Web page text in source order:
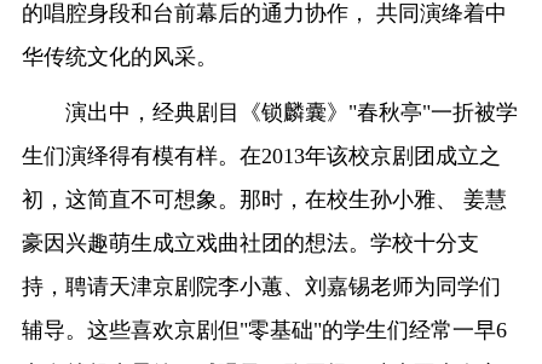
的唱腔身段和台前幕后的通力协作， 共同演绛着中
华传统文化的风采。
演出中，经典剧目《锁麟囊》"春秋亭"一折被学
生们演绎得有模有样。在2013年该校京剧团成立之
初，这简直不可想象。那时，在校生孙小雅、 姜慧
豪因兴趣萌生成立戏曲社团的想法。学校十分支
持，聘请天津京剧院李小蕙、刘嘉锡老师为同学们
辅导。这些喜欢京剧但"零基础"的学生们经常一早6